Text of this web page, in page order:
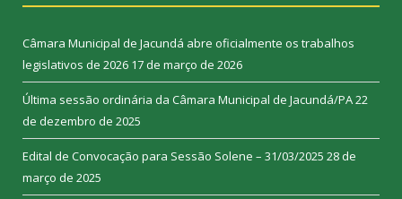
Câmara Municipal de Jacundá abre oficialmente os trabalhos
legislativos de 2026 17 de março de 2026
Última sessão ordinária da Câmara Municipal de Jacundá/PA22
de dezembro de 2025
Edital de Convocação para Sessão Solene – 31/03/2025 28 de
março de 2025